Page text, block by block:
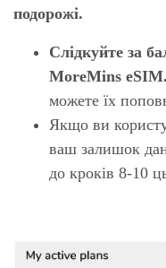
подорожі.
Слідкуйте за
MoreMins eSIM.
можете їх
Якщо ви
ваш залишок
до кроків 8-10